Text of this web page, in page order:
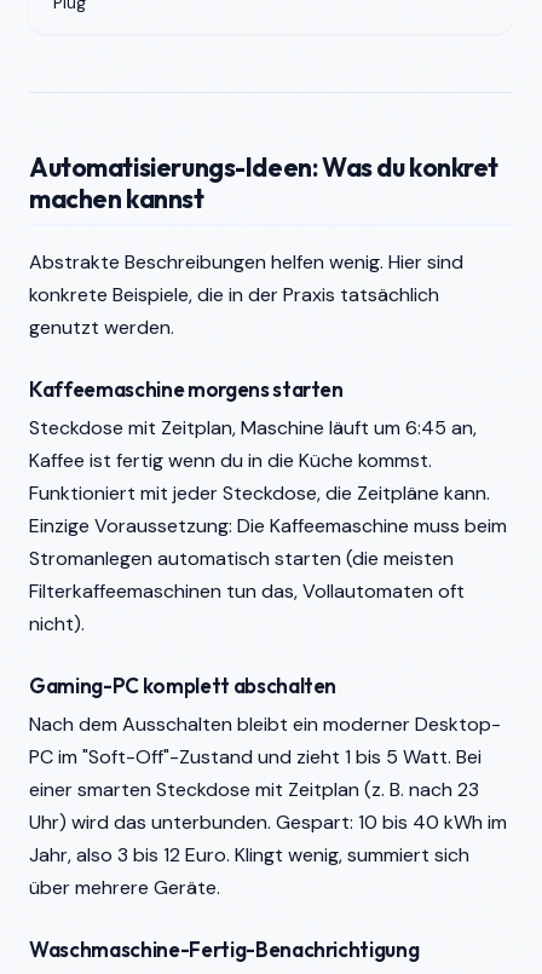
Automatisierungs-Ideen: Was du konkret
machen kannst
Abstrakte Beschreibungen helfen wenig. Hier sind
konkrete Beispiele, die in der Praxis tatsächlich
genutzt werden.
Kaffeemaschine morgens starten
Steckdose mit Zeitplan, Maschine läuft um 6:45 an,
Kaffee ist fertig wenn du in die Küche kommst.
Funktioniert mit jeder Steckdose, die Zeitpläne kann.
Einzige Voraussetzung: Die Kaffeemaschine muss beim
Stromanlegen automatisch starten (die meisten
Filterkaffeemaschinen tun das, Vollautomaten oft
nicht).
Gaming-PC komplett abschalten
Nach dem Ausschalten bleibt ein moderner Desktop-
PC im "Soft-Off"-Zustand und zieht 1 bis 5 Watt. Bei
einer smarten Steckdose mit Zeitplan (z. B. nach 23
Uhr) wird das unterbunden. Gespart: 10 bis 40 kWh im
Jahr, also 3 bis 12 Euro. Klingt wenig, summiert sich
über mehrere Geräte.
Waschmaschine-Fertig-Benachrichtigung